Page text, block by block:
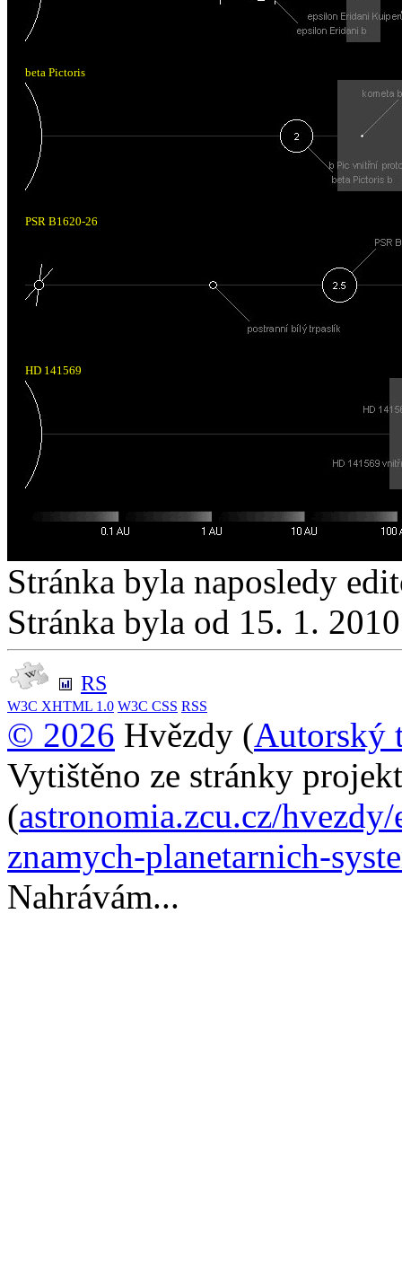
beta Pictoris
PSR B1620-26
HD 141569
Stránka byla naposledy
Stránka byla od 15. 1.
RS
W3C XHTML 1.0 W3C CSS RSS
© 2026 Hvězdy (Autorský
Vytištěno ze stránky
(astronomia.zcu.cz/
znamych-planetarnich-
Nahrávám...